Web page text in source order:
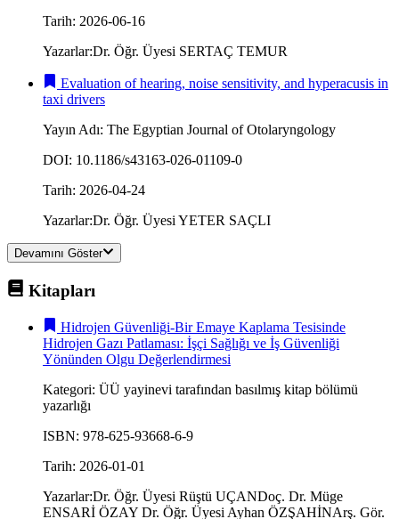
Tarih: 2026-06-16
Yazarlar:Dr. Öğr. Üyesi SERTAÇ TEMUR
Evaluation of hearing, noise sensitivity, and hyperacusis in
taxi drivers
Yayın Adı: The Egyptian Journal of Otolaryngology
DOI: 10.1186/s43163-026-01109-0
Tarih: 2026-04-24
Yazarlar:Dr. Öğr. Üyesi YETER SAÇLI
Devamını Göster
Kitapları
Hidrojen Güvenliği-Bir Emaye Kaplama Tesisinde
Hidrojen Gazı Patlaması: İşçi Sağlığı ve İş Güvenliği
Yönünden Olgu Değerlendirmesi
Kategori: ÜÜ yayinevi tarafından basılmış kitap bölümü
yazarlığı
ISBN: 978-625-93668-6-9
Tarih: 2026-01-01
Yazarlar:Dr. Öğr. Üyesi Rüştü UÇANDoç. Dr. Müge
ENSARİ ÖZAY Dr. Öğr. Üyesi Ayhan ÖZŞAHİNArş. Gör.